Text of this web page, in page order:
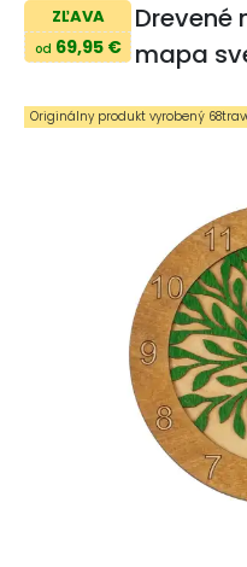
ZĽAVA
od 69,95 €
Drevené
mapa
Originálny produkt vyrobený